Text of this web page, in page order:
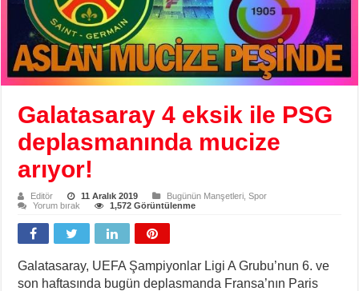
Galatasaray 4 eksik ile PSG
deplasmanında mucize
arıyor!
Editör 11 Aralık 2019 Bugünün Manşetleri ,Spor
Yorum bırak
1,572 Görüntülenme
Galatasaray, UEFA Şampiyonlar Ligi A Grubu’nun 6. ve
son haftasında bugün deplasmanda Fransa’nın Paris